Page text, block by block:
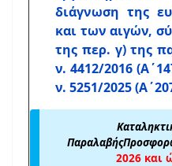
διάγνωση της
και των αιγών,
της περ. γ) της
ν. 4412/2016
ν. 5251/2025
2026 και